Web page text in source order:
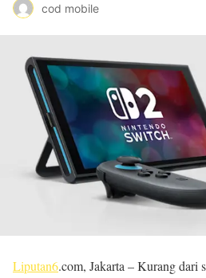
cod mobile
Liputan6.com, Jakarta – Kurang dari